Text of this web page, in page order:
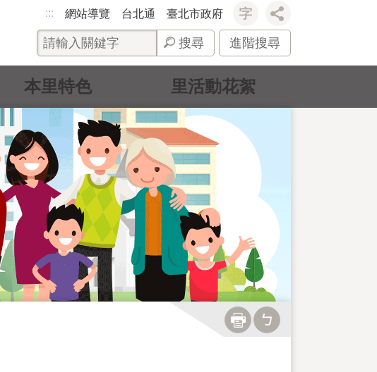
::: 網站導覽 台北通 臺北市政府
搜尋 進階搜尋
本里特色 里活動花絮